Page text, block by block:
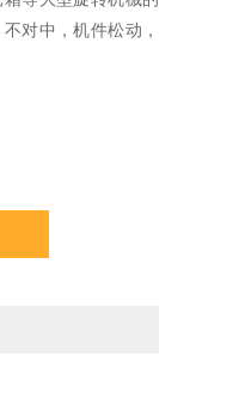
对中，机件松动，